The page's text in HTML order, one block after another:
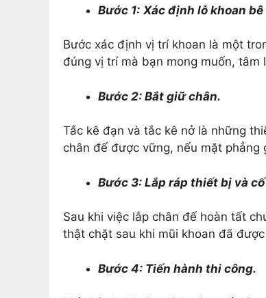
Bước 1: Xác định lỗ khoan
Bước xác định vị trí khoan là một
đúng vị trí mà bạn mong muốn,
Bước 2: Bắt giữ chân.
Tắc kê đạn và tắc kê nở là những
chân đế được vững, nếu mặt
Bước 3: Lắp ráp thiết bị và
Sau khi việc lắp chân đế hoàn tất
thật chặt sau khi mũi khoan đã
Bước 4: Tiến hành thi công.